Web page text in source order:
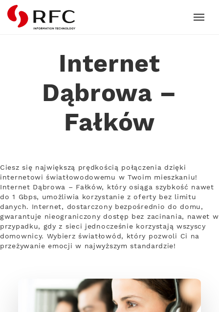
RFC
Internet
Dąbrowa –
Fałków
Ciesz się największą prędkością połączenia dzięki
internetowi światłowodowemu w Twoim mieszkaniu!
Internet Dąbrowa – Fałków, który osiąga szybkość nawet
do 1 Gbps, umożliwia korzystanie z oferty bez limitu
danych. Internet, dostarczony bezpośrednio do domu,
gwarantuje nieograniczony dostęp bez zacinania, nawet w
przypadku, gdy z sieci jednocześnie korzystają wszyscy
domownicy. Wybierz światłowód, który pozwoli Ci na
przeżywanie emocji w najwyższym standardzie!